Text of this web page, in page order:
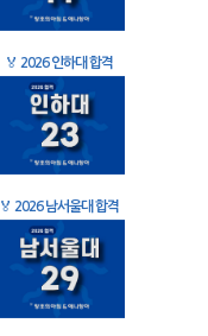
🏅 2026 인하대 합격
🏅 2026 남서울대 합격